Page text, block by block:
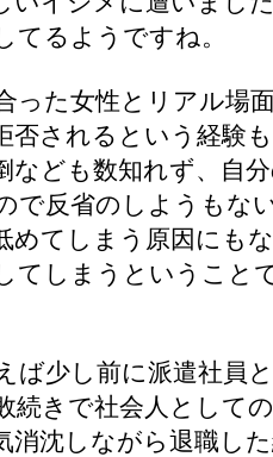
てるようですね。
った女性とリアル場
否されるという経験
なども数知れず、自
で反省のしようもな
めてしまう原因にも
てしまうということ
ば少し前に派遣社員
続きで社会人として
消沈しながら退職し